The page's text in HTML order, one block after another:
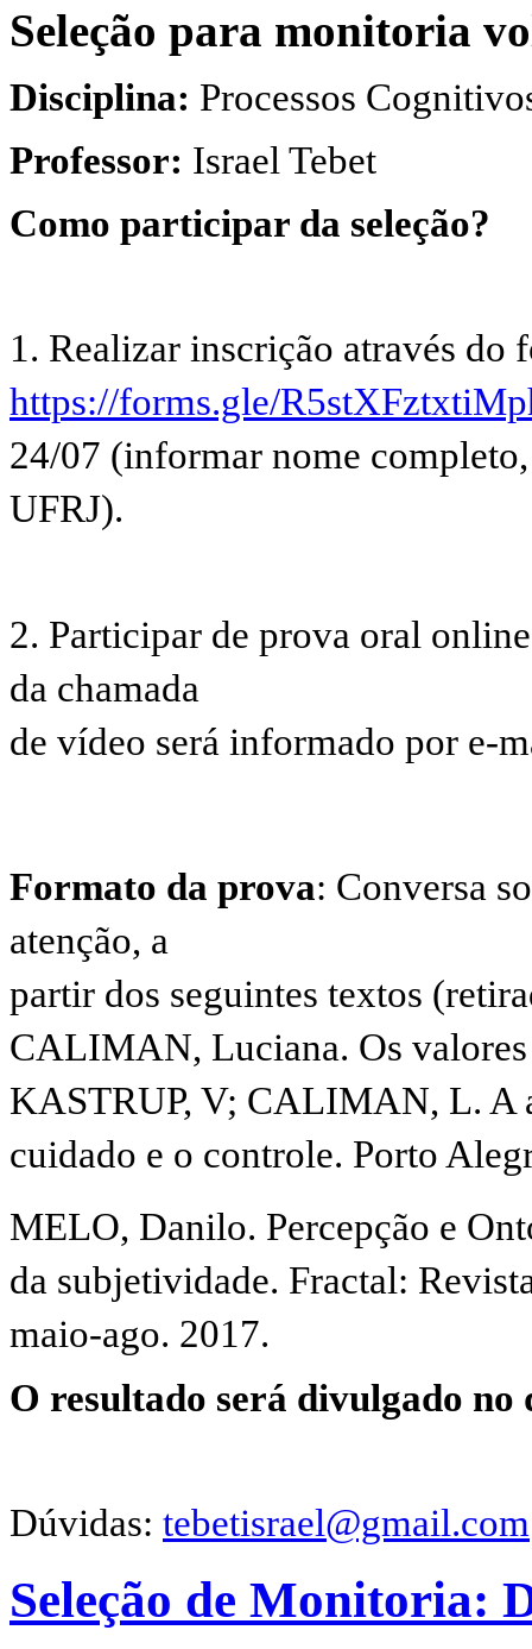
Seleção para monitoria
Disciplina: Processos
Professor: Israel Tebet
Como participar da seleção?
1. Realizar inscrição através do
https://forms.gle/
24/07 (informar nome
UFRJ).
2. Participar de prova oral
da chamada
de vídeo será informado por e-
Formato da prova: Conversa
atenção, a
partir dos seguintes textos
CALIMAN, Luciana. Os valores
KASTRUP, V; CALIMAN, L. A
cuidado e o controle. Porto
MELO, Danilo. Percepção e
da subjetividade. Fractal:
maio-ago. 2017.
O resultado será divulgado no
Dúvidas: tebetisrael@gmail.com
Seleção de Monitoria: